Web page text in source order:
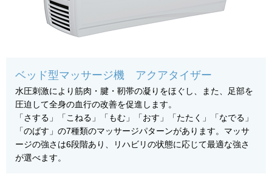
ベッド型マッサージ機 アクアタイザー
水圧刺激により筋肉・腱・靭帯の凝りをほぐし、また、足部を
圧迫して全身の血行の改善を促進します。
「さする」「こねる」「もむ」「おす」「たたく」「なでる」
「のばす」の7種類のマッサージパターンがあります。マッサ
ージの強さは6段階あり、リハビリの状態に応じて最適な強さ
が選べます。